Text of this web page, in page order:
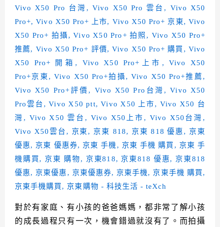
對於有家庭、有小孩的爸爸媽媽，都非常了解小孩
的成長過程只有一次，機會錯過就沒有了。而拍攝